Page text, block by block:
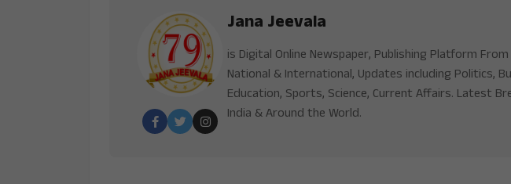
Jana Jeevala
is Digital Online Newspaper, Publishing Platform From
National & International, Updates including Politics,
Education, Sports, Science, Current Affairs. Latest
India & Around the World.